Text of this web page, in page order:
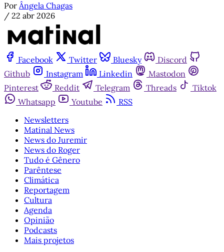
Por Ângela Chagas
/ 22 abr 2026
Facebook Twitter Bluesky
Discord
Github
Instagram Linkedin
Mastodon
Pinterest
Reddit Telegram Threads
Tiktok
Whatsapp
Youtube
RSS
Newsletters
Matinal News
News do Juremir
News do Roger
Tudo é Gênero
Parêntese
Climática
Reportagem
Cultura
Agenda
Opinião
Podcasts
Mais projetos